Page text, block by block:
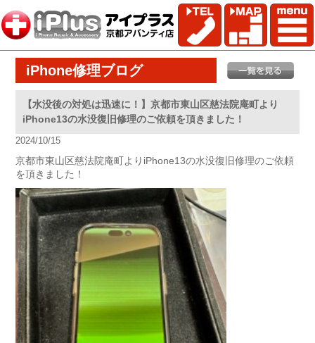
iPhone修理ブログ
【水没後の対処は迅速に！】京都市東山区慈法院庵町より
iPhone13の水没復旧修理のご依頼を頂きました！
2024/10/15
京都市東山区慈法院庵町よりiPhone13の水没復旧修理のご依頼
を頂きました！